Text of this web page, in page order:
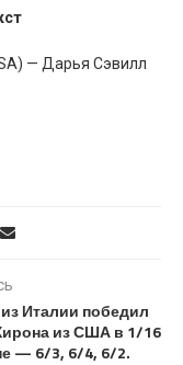
— Дарья Сэвилл
Италии победил
из США в 1/16
— 6/3, 6/4, 6/2.